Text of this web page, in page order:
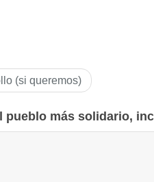
(si queremos)
pueblo más solidario,